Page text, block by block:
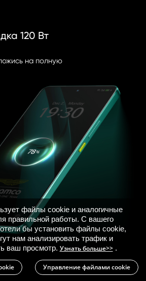
на полную
120 Вт
файлы cookie и аналогичные
правильной работы. С вашего
бы установить файлы cookie,
нам анализировать трафик и
ваш просмотр. Узнать больше>>.
Управление файлами cookie